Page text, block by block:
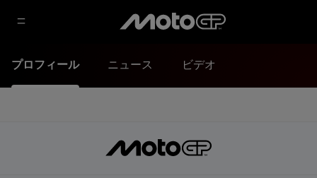
プロフィール ニュース ビデオ